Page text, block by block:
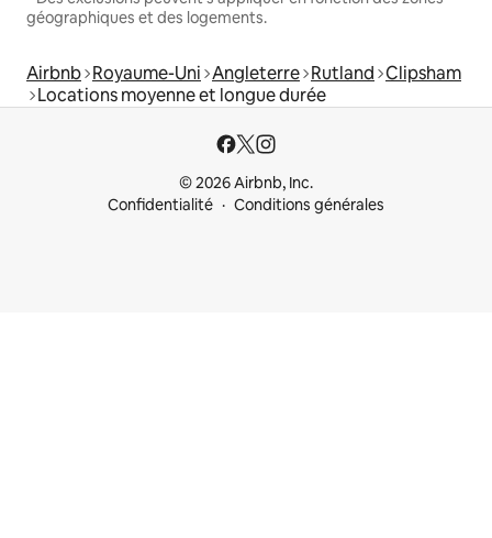
géographiques et des logements.
Airbnb Royaume-Uni Angleterre Rutland Clipsham
Locations moyenne et longue durée
© 2026 Airbnb, Inc.
Confidentialité
Conditions générales